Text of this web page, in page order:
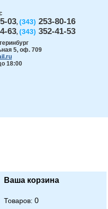
03, (343) 253-80-16
63, (343) 352-41-53
5, оф. 709
18:00
Ваша корзина
Товаров: 0